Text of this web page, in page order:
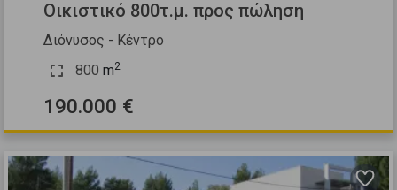
Οικιστικό 800τ.μ. προς πώληση
Διόνυσος - Κέντρο
800 m2
190.000 €